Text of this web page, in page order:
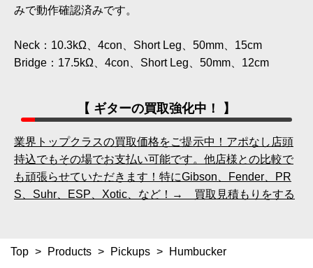
みで動作確認済みです。
Neck：10.3kΩ、4con、Short Leg、50mm、15cm
Bridge：17.5kΩ、4con、Short Leg、50mm、12cm
【 ギターの買取強化中！ 】
業界トップクラスの買取価格をご提示中！アポなし店頭
持込でもその場でお支払い可能です。他店様との比較で
も頑張らせていただきます！特にGibson、Fender、PR
S、Suhr、ESP、Xotic、など！→ 買取見積もりをする
Top > Products > Pickups >
Humbucker